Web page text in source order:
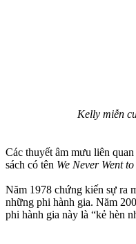
Kelly miễn
Các thuyết âm mưu liên
sách có tên We Never Went
Năm 1978 chứng kiến sự ra
những phi hành gia. Năm
phi hành gia này là “kẻ hèn